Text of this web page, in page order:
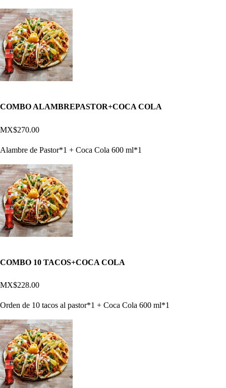
COMBO ALAMBREPASTOR+COCA COLA
MX$270.00
Alambre de Pastor*1 + Coca Cola 600 ml*1
COMBO 10 TACOS+COCA COLA
MX$228.00
Orden de 10 tacos al pastor*1 + Coca Cola 600 ml*1